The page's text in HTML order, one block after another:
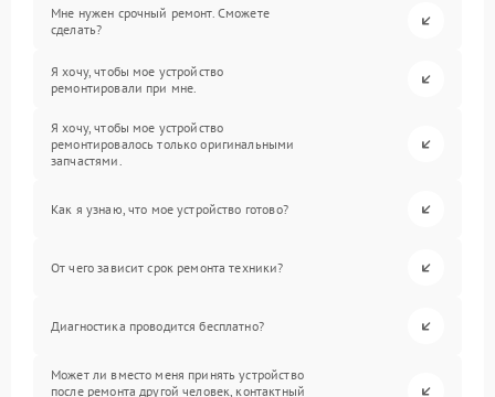
Мне нужен срочный ремонт. Сможете
сделать?
Я хочу, чтобы мое устройство
ремонтировали при мне.
Я хочу, чтобы мое устройство
ремонтировалось только оригинальными
запчастями.
Как я узнаю, что мое устройство готово?
От чего зависит срок ремонта техники?
Диагностика проводится бесплатно?
Может ли вместо меня принять устройство
после ремонта другой человек, контактный